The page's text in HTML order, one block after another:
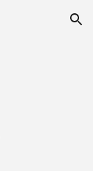
Skip to navigation